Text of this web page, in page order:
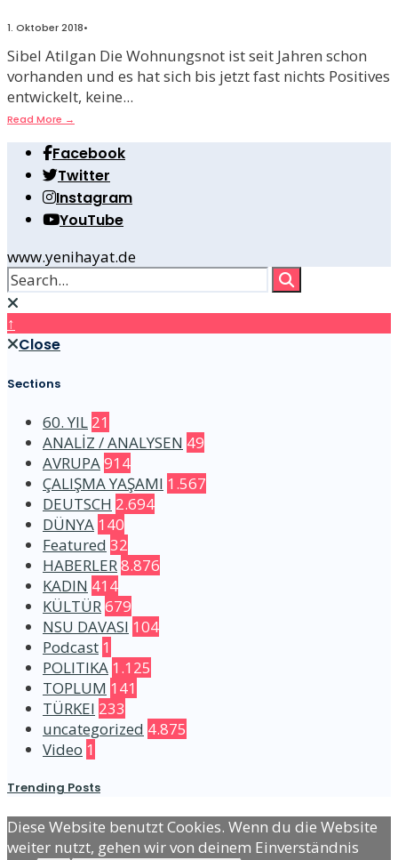
1. Oktober 2018•
Sibel Atilgan Die Wohnungsnot ist seit Jahren schon
vorhanden und es hat sich bis jetzt fast nichts Positives
entwickelt, keine...
Read More →
Facebook
Twitter
Instagram
YouTube
www.yenihayat.de
↑
Close
Sections
60. YIL 21
ANALİZ / ANALYSEN 49
AVRUPA914
ÇALIŞMA YAŞAMI 1.567
DEUTSCH 2.694
DÜNYA 140
Featured 32
HABERLER8.876
KADIN 414
KÜLTÜR679
NSU DAVASI 104
Podcast 1
POLITIKA 1.125
TOPLUM 141
TÜRKEI 233
uncategorized 4.875
Video 1
Trending Posts
Diese Website benutzt Cookies. Wenn du die Website
weiter nutzt, gehen wir von deinem Einverständnis